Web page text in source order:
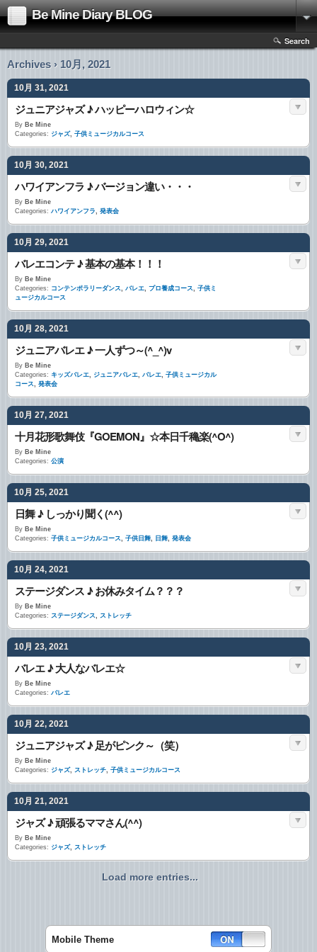
Be Mine Diary BLOG
Search
Archives › 10月, 2021
10月 31, 2021
ジュニアジャズ ♪ ハッピーハロウィン☆
By Be Mine
Categories: ジャズ, 子供ミュージカルコース
10月 30, 2021
ハワイアンフラ ♪ バージョン違い・・・
By Be Mine
Categories: ハワイアンフラ, 発表会
10月 29, 2021
バレエコンテ ♪ 基本の基本！！！
By Be Mine
Categories: コンテンポラリーダンス, バレエ, プロ養成コース, 子供ミ
ュージカルコース
10月 28, 2021
ジュニアバレエ ♪ 一人ずつ～(^_^)v
By Be Mine
Categories: キッズバレエ, ジュニアバレエ, バレエ, 子供ミュージカル
コース, 発表会
10月 27, 2021
十月花形歌舞伎『GOEMON』☆本日千穐楽(^O^)
By Be Mine
Categories: 公演
10月 25, 2021
日舞 ♪ しっかり聞く(^^)
By Be Mine
Categories: 子供ミュージカルコース, 子供日舞, 日舞, 発表会
10月 24, 2021
ステージダンス ♪ お休みタイム？？？
By Be Mine
Categories: ステージダンス, ストレッチ
10月 23, 2021
バレエ ♪ 大人なバレエ☆
By Be Mine
Categories: バレエ
10月 22, 2021
ジュニアジャズ ♪ 足がピンク～（笑）
By Be Mine
Categories: ジャズ, ストレッチ, 子供ミュージカルコース
10月 21, 2021
ジャズ ♪ 頑張るママさん(^^)
By Be Mine
Categories: ジャズ, ストレッチ
Load more entries...
Mobile Theme